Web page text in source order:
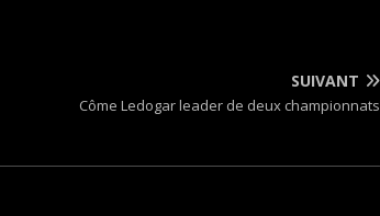
SUIVANT
Côme Ledogar leader de deux championnats